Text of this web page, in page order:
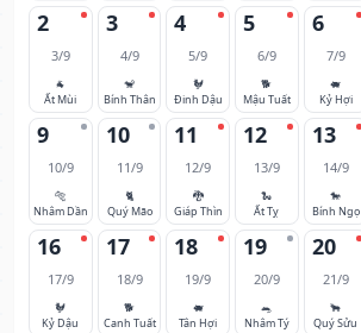
2
3/9
🐐
Ất Mùi
3
4/9
🐒
Bính Thân
4
5/9
🐓
Đinh Dậu
5
6/9
🐕
Mậu Tuất
6
7/9
🐖
Kỷ Hợi
9
10/9
🐅
Nhâm Dần
10
11/9
🐈
Quý Mão
11
12/9
🐉
Giáp Thìn
12
13/9
🐍
Ất Tỵ
13
14/9
🐎
Bính Ngọ
16
17/9
🐓
Kỷ Dậu
17
18/9
🐕
Canh Tuất
18
19/9
🐖
Tân Hợi
19
20/9
🐀
Nhâm Tý
20
21/9
🐂
Quý Sửu